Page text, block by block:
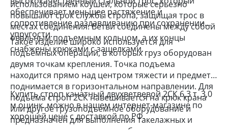
использованием коушей, которые серьезно
повышают срок службы стропа, защищая трос в
местах соединения. Ветви соединены между собой
овальным подъемным кольцом, а их концы
снабжены крюками с защелками.
обеспечивает меньшее растяжение и
сопротивление раздавливанию при сохранении
упругости.
Такое изделие широко используется для
подъемных операций, в которых груз оборудован
двумя точкам крепления. Точка подъема
находится прямо над центром тяжести и предмет
поднимается в горизонтальном направлении. Для
подъема строп 2СК навешивается на крюк крана
или другое грузоподъемное оборудование и
предназначен для выполнения такелажных и
погрузочно-разгрузочных работ.
Купить строп канатный двухветвевой 2СК 6,3 т, 3,0
м оцинк. можно в нашем интернет-магазине по
хорошей цене с доставкой по РФ.